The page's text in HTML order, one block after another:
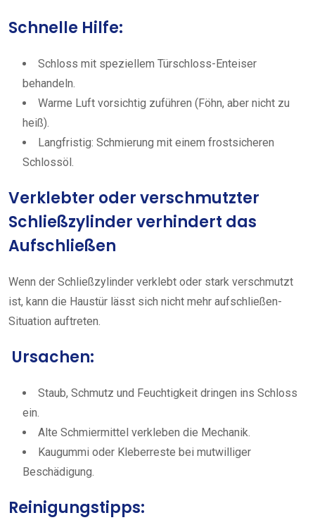
Schnelle Hilfe:
Schloss mit speziellem Türschloss-Enteiser
behandeln.
Warme Luft vorsichtig zuführen (Föhn, aber nicht zu
heiß).
Langfristig: Schmierung mit einem frostsicheren
Schlossöl.
Verklebter oder verschmutzter
Schließzylinder verhindert das
Aufschließen
Wenn der Schließzylinder verklebt oder stark verschmutzt
ist, kann die Haustür lässt sich nicht mehr aufschließen-
Situation auftreten.
Ursachen:
Staub, Schmutz und Feuchtigkeit dringen ins Schloss
ein.
Alte Schmiermittel verkleben die Mechanik.
Kaugummi oder Kleberreste bei mutwilliger
Beschädigung.
Reinigungstipps: